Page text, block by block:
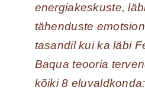
energiakeskuste,
tähenduste
tasandil kui ka läbi
Baqua teooria
kõiki 8 eluvaldkonda: